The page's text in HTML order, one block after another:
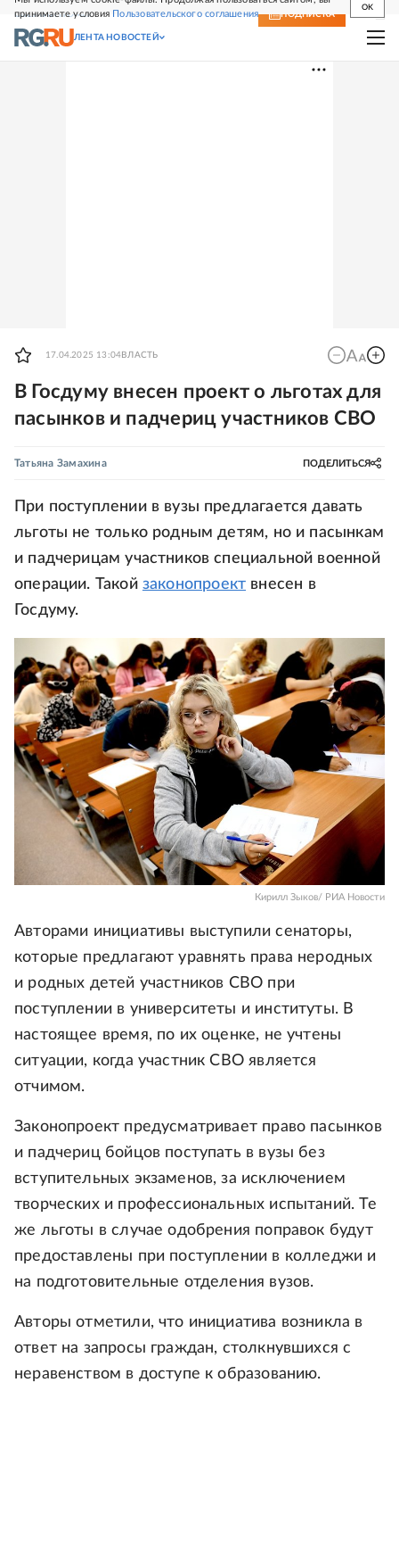
принимаете условия Пользовательского соглашения
OK
СВЕЖИЙ НОМЕР ПОДПИСКА
ЛЕНТА НОВОСТЕЙ
17.04.2025 13:04 ВЛАСТЬ
В Госдуму внесен проект о льготах для
пасынков и падчериц участников СВО
Татьяна Замахина ПОДЕЛИТЬСЯ
При поступлении в вузы предлагается давать
льготы не только родным детям, но и пасынкам
и падчерицам участников специальной военной
операции. Такой законопроект внесен в
Госдуму.
Кирилл Зыков/ РИА Новости
Авторами инициативы выступили сенаторы,
которые предлагают уравнять права неродных
и родных детей участников СВО при
поступлении в университеты и институты. В
настоящее время, по их оценке, не учтены
ситуации, когда участник СВО является
отчимом.
Законопроект предусматривает право пасынков
и падчериц бойцов поступать в вузы без
вступительных экзаменов, за исключением
творческих и профессиональных испытаний. Те
же льготы в случае одобрения поправок будут
предоставлены при поступлении в колледжи и
на подготовительные отделения вузов.
Авторы отметили, что инициатива возникла в
ответ на запросы граждан, столкнувшихся с
неравенством в доступе к образованию.